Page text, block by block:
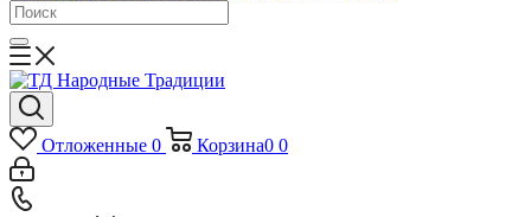
Отложенные 0 Корзина0 0